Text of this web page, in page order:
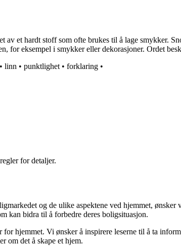
et hardt stoff som ofte brukes til å lage smykker.
for eksempel i smykker eller dekorasjoner. Ordet
• linn • punktlighet • forklaring •
for detaljer.
og de ulike aspektene ved hjemmet,
kan bidra til å forbedre deres boligsituasjon.
hjemmet. Vi ønsker å inspirere leserne til å ta
om det å skape et hjem.